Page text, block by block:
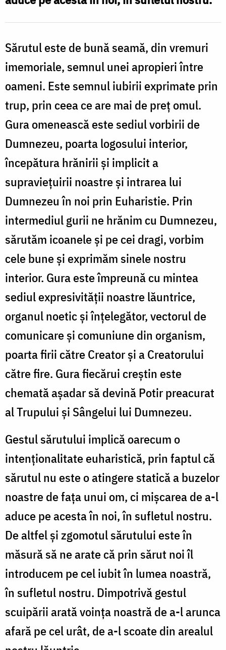
Sărutul este de bună seamă, din vremuri
imemoriale, semnul unei apropieri între
oameni. Este semnul iubirii exprimate prin
trup, prin ceea ce are mai de preţ omul.
Gura omenească este sediul vorbirii de
Dumnezeu, poarta logosului interior,
începătura hrănirii şi implicit a
supravieţuirii noastre şi intrarea lui
Dumnezeu în noi prin Euharistie. Prin
intermediul gurii ne hrănim cu Dumnezeu,
sărutăm icoanele şi pe cei dragi, vorbim
cele bune şi exprimăm sinele nostru
interior. Gura este împreună cu mintea
sediul expresivităţii noastre lăuntrice,
organul noetic şi înţelegător, vectorul de
comunicare şi comuniune din organism,
poarta firii către Creator şi a Creatorului
către fire. Gura fiecărui creştin este
chemată aşadar să devină Potir preacurat
al Trupului şi Sângelui lui Dumnezeu.
Gestul sărutului implică oarecum o
intenţionalitate euharistică, prin faptul că
sărutul nu este o atingere statică a buzelor
noastre de faţa unui om, ci mişcarea de a-l
aduce pe acesta în noi, în sufletul nostru.
De altfel şi zgomotul sărutului este în
măsură să ne arate că prin sărut noi îl
introducem pe cel iubit în lumea noastră,
în sufletul nostru. Dimpotrivă gestul
scuipării arată voinţa noastră de a-l arunca
afară pe cel urât, de a-l scoate din arealul